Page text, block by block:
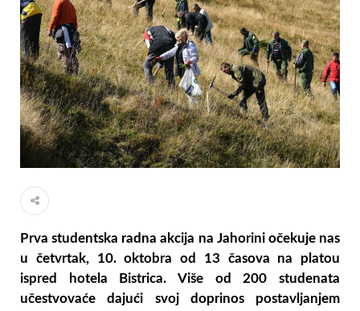
Prva studentska radna akcija na Jahorini očekuje nas
u četvrtak, 10. oktobra od 13 časova na platou
ispred hotela Bistrica. Više od 200 studenata
učestvovaće dajući svoj doprinos postavljanjem